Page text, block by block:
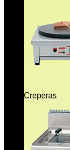
Creperas